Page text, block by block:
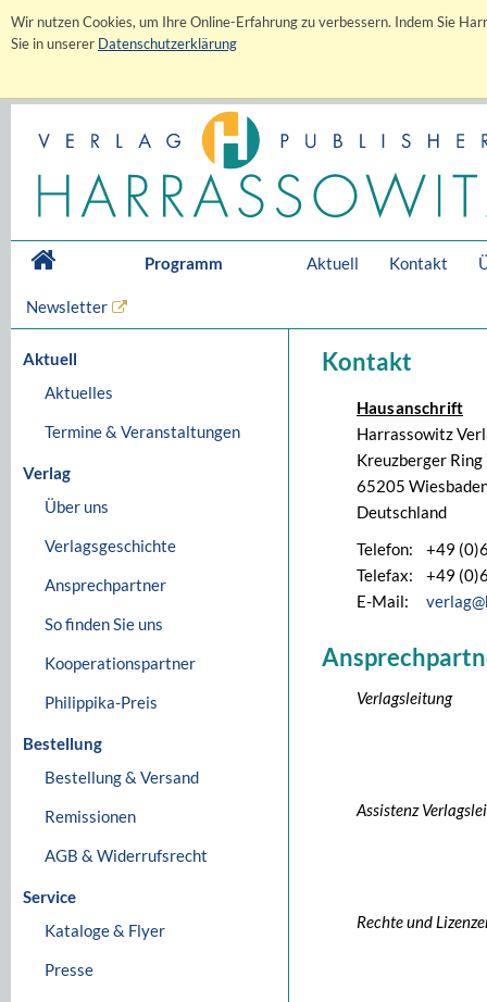
Wir nutzen Cookies, um Ihre Online-Erfahrung zu verbessern. Indem Sie
Sie in unserer Datenschutzerklärung
Programm Aktuell Kontakt
Newsletter
Aktuell
Aktuelles
Termine & Veranstaltungen
Verlag
Über uns
Verlagsgeschichte
Ansprechpartner
So finden Sie uns
Kooperationspartner
Philippika-Preis
Bestellung
Bestellung & Versand
Remissionen
AGB & Widerrufsrecht
Service
Kataloge & Flyer
Presse
Kontakt
Hausanschrift
Harrassowitz
Kreuzberger Ring
65205
Deutschland
Telefon:
+49
Telefax:
+49
E-Mail:
Verlagsleitung
Assistenz
Rechte und